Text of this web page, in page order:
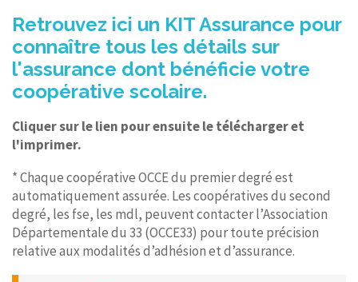
Retrouvez ici un KIT Assurance pour
connaître tous les détails sur
l'assurance dont bénéficie votre
coopérative scolaire.
Cliquer sur le lien pour ensuite le télécharger et
l'imprimer.
* Chaque coopérative OCCE du premier degré est
automatiquement assurée. Les coopératives du second
degré, les fse, les mdl, peuvent contacter l’Association
Départementale du 33 (OCCE33) pour toute précision
relative aux modalités d’adhésion et d’assurance.